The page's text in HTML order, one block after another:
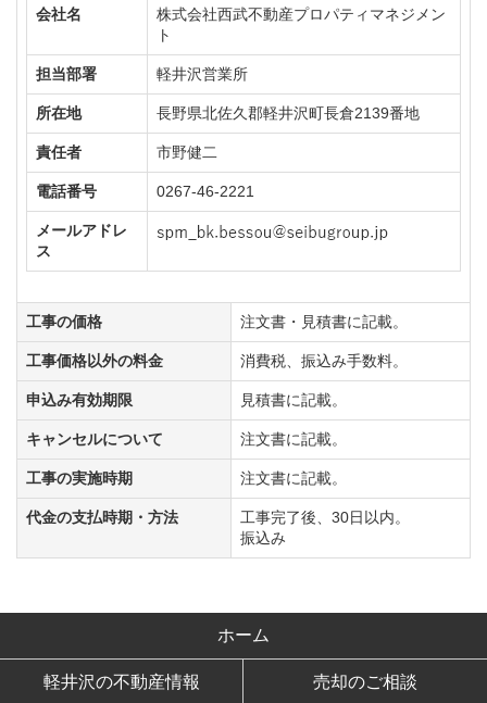
会社名
株式会社西武不動産プロパティマネジメン
ト
担当部署 軽井沢営業所
所在地 長野県北佐久郡軽井沢町長倉2139番地
責任者 市野健二
電話番号 0267-46-2221
メールアドレ
ス
工事の価格 注文書・見積書に記載。
工事価格以外の料金 消費税、振込み手数料。
申込み有効期限 見積書に記載。
キャンセルについて 注文書に記載。
工事の実施時期 注文書に記載。
代金の支払時期・方法
工事完了後、30日以内。
振込み
ホーム
軽井沢の不動産情報 売却のご相談